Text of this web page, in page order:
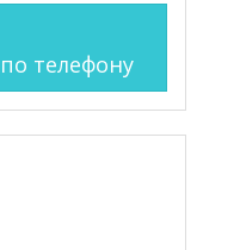
по телефону